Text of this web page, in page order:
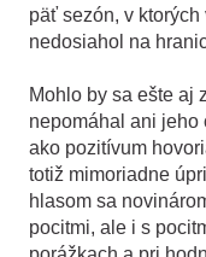
päť sezón, v
nedosiahol na
Mohlo by sa ešte aj
nepomáhal ani jeho
ako pozitívum
totiž mimoriadne
hlasom sa
pocitmi, ale i s